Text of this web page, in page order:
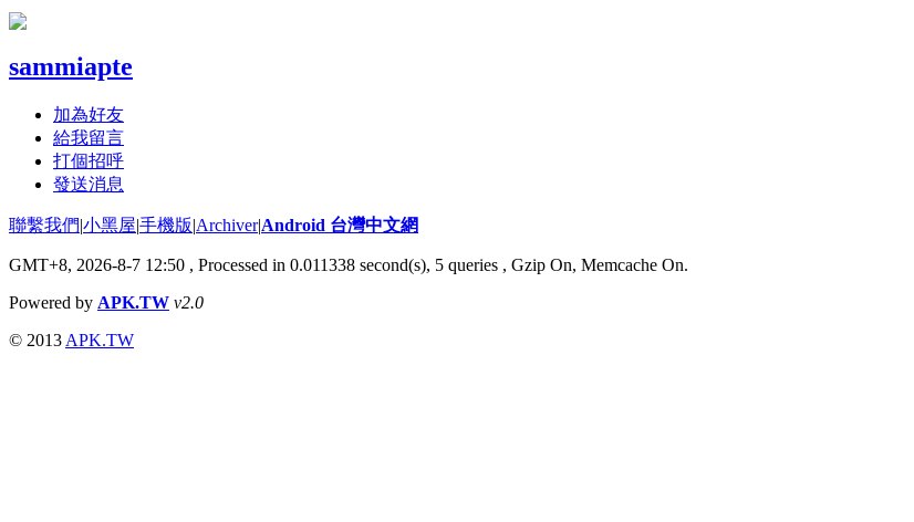
sammiapte
加為好友
給我留言
打個招呼
發送消息
聯繫我們|小黑屋|手機版|Archiver|Android 台灣中文網
GMT+8, 2026-8-7 12:50 , Processed in 0.011338 second(s), 5 queries , Gzip On, Memcache On.
Powered by APK.TW v2.0
© 2013 APK.TW